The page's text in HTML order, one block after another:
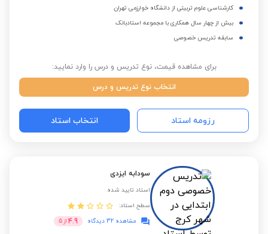
کارشناسی علوم تربیتی از دانشگاه خوارزمی تهران
بیش از چهار سال همکاری با مجموعه استادبانک
سابقه تدریس خصوصی
برای مشاهده قیمت، نوع تدریس و درس را وارد نمایید:
انتخاب نوع تدریس و درس
رزومه استاد انتخاب استاد
سودابه ایزدی
استاد تایید شده
سطح استاد:
مشاهده 32 دیدگاه
4.9 از 5